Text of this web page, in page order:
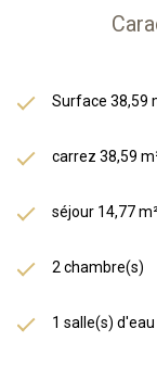
Les informations
disponibles
Surface 38,59
carrez 38,59
séjour 14,77
2 chambre(s)
1 salle(s) d'eau